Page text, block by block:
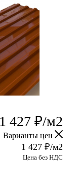
1 427 ₽/м2
Варианты цен
1 427 ₽/м2
Цена без НДС